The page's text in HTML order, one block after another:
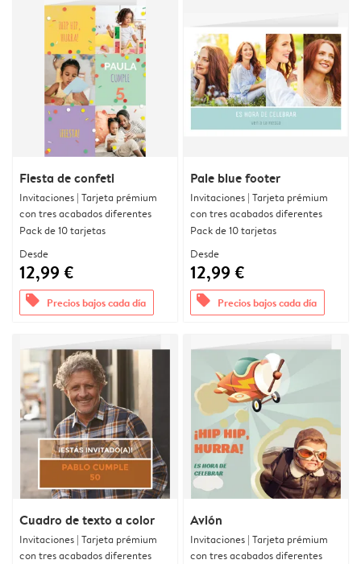
Fiesta de confeti
Invitaciones | Tarjeta prémium
con tres acabados diferentes
Pack de 10 tarjetas
Desde
12,99 €
offers Precios bajos cada día
Pale blue footer
Invitaciones | Tarjeta prémium
con tres acabados diferentes
Pack de 10 tarjetas
Desde
12,99 €
offers Precios bajos cada día
Cuadro de texto a color
Invitaciones | Tarjeta prémium
con tres acabados diferentes
Avión
Invitaciones | Tarjeta prémium
con tres acabados diferentes